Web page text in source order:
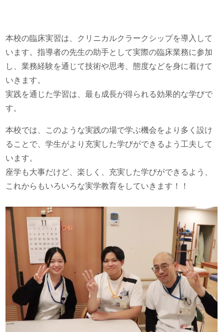
本校の臨床実習は、クリニカルクラークシップを導入して
います。指導者の先生の助手として実際の臨床業務に参加
し、業務経験を通じて技術や思考、態度などを身に着けて
いきます。
実践を通じた学習は、最も成長が得られる効果的な学びで
す。
本校では、このような実践の場で学ぶ機会をより多く設け
ることで、学生がより充実した学びができるよう工夫して
います。
座学も大事だけど、楽しく、充実した学びができるよう、
これからもいろいろな実学教育をしていきます！！